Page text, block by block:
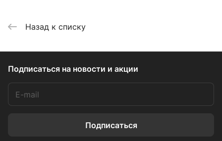
Назад к списку
Подписаться на новости и акции
Подписаться